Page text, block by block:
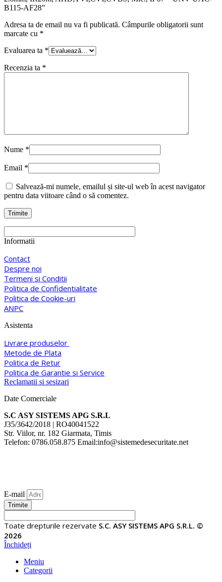
B115-AF28”
Adresa ta de email nu va fi publicată. Câmpurile obligatorii sunt
marcate cu *
Evaluarea ta *
Recenzia ta *
Nume *
Email *
Salvează-mi numele, emailul și site-ul web în acest navigator
pentru data viitoare când o să comentez.
Informatii
Contact
Despre noi
Termeni si Conditii
Politica de Confidentialitate
Politica de Cookie-uri
ANPC
Asistenta
Livrare produselor
Metode de Plata
Politica de Retur
Politica de Garantie si Service
Reclamatii si sesizari
Date Comerciale
S.C ASY SISTEMS APG S.R.L
J35/3642/2018 | RO40041522
Str. Viilor, nr. 182 Giarmata, Timis
Telefon: 0786.058.875 Email:info@sistemedesecuritate.net
E-mail
Trimite
Toate drepturile rezervate S.C. ASY SISTEMS APG S.R.L. ©
2026
Închideți
Meniu
Categorii